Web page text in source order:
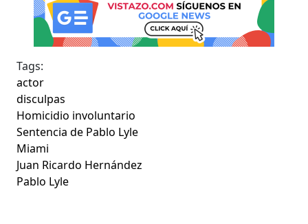
Tags:
actor
disculpas
Homicidio involuntario
Sentencia de Pablo Lyle
Miami
Juan Ricardo Hernández
Pablo Lyle